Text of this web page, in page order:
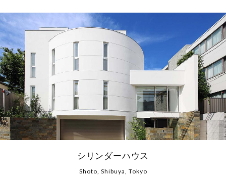
シリンダーハウス
Shoto, Shibuya, Tokyo